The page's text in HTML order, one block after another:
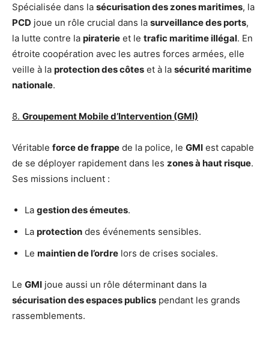
Spécialisée dans la sécurisation des zones maritimes, la
PCD joue un rôle crucial dans la surveillance des ports,
la lutte contre la piraterie et le trafic maritime illégal. En
étroite coopération avec les autres forces armées, elle
veille à la protection des côtes et à la sécurité maritime
nationale.
8. Groupement Mobile d’Intervention (GMI)
Véritable force de frappe de la police, le GMI est capable
de se déployer rapidement dans les zones à haut risque.
Ses missions incluent :
La gestion des émeutes.
La protection des événements sensibles.
Le maintien de l’ordre lors de crises sociales.
Le GMI joue aussi un rôle déterminant dans la
sécurisation des espaces publics pendant les grands
rassemblements.